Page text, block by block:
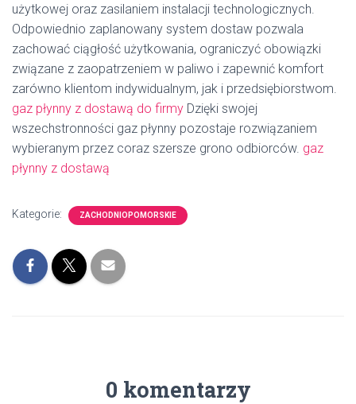
użytkowej oraz zasilaniem instalacji technologicznych.
Odpowiednio zaplanowany system dostaw pozwala
zachować ciągłość użytkowania, ograniczyć obowiązki
związane z zaopatrzeniem w paliwo i zapewnić komfort
zarówno klientom indywidualnym, jak i przedsiębiorstwom.
gaz płynny z dostawą do firmy Dzięki swojej
wszechstronności gaz płynny pozostaje rozwiązaniem
wybieranym przez coraz szersze grono odbiorców. gaz
płynny z dostawą
Kategorie: ZACHODNIOPOMORSKIE
0 komentarzy